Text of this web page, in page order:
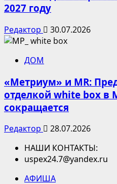
2027 году
Редактор 30.07.2026
ДОМ
«Метриум» и MR:
отделкой white box в
сокращается
Редактор
28.07.2026
НАШИ КОНТАКТЫ:
uspex24.7@yandex.ru
АФИША